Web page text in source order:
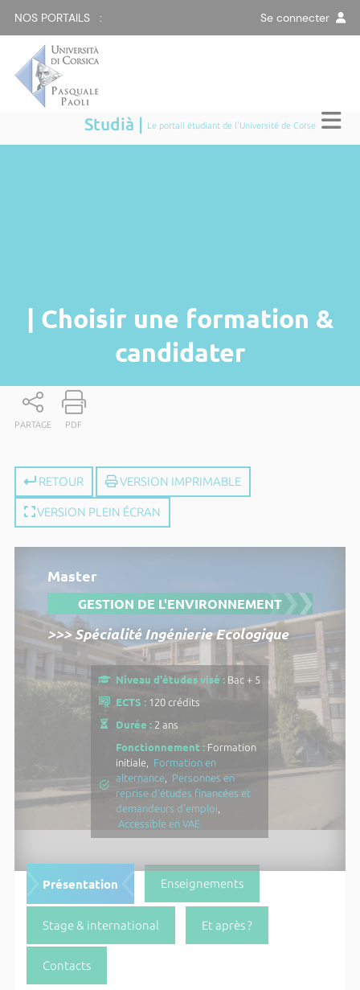
NOS PORTAILS : Se connecter
Studià | Le portail étudiant de l'Université de Corse
| Choisir une formation &
candidater
PARTAGE PDF
RETOUR VERSION IMPRIMABLE
VERSION PLEIN ÉCRAN
Master
GESTION DE L'ENVIRONNEMENT
>>> Spécialité Ingénierie Ecologique
Niveau d'études visé : Bac + 5
ECTS : 120 crédits
Durée : 2 ans
Fonctionnement : Formation
initiale, Formation en
alternance
Personnes en
reprise d'études financées et
demandeurs d'emploi
Accessible en VAE
Présentation Enseignements
Stage & international Et après ?
Contacts